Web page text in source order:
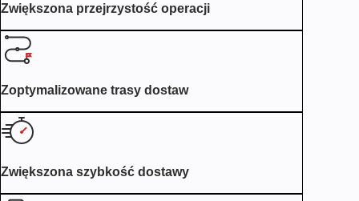
Zwiększona przejrzystość operacji
Zoptymalizowane trasy dostaw
Zwiększona szybkość dostawy